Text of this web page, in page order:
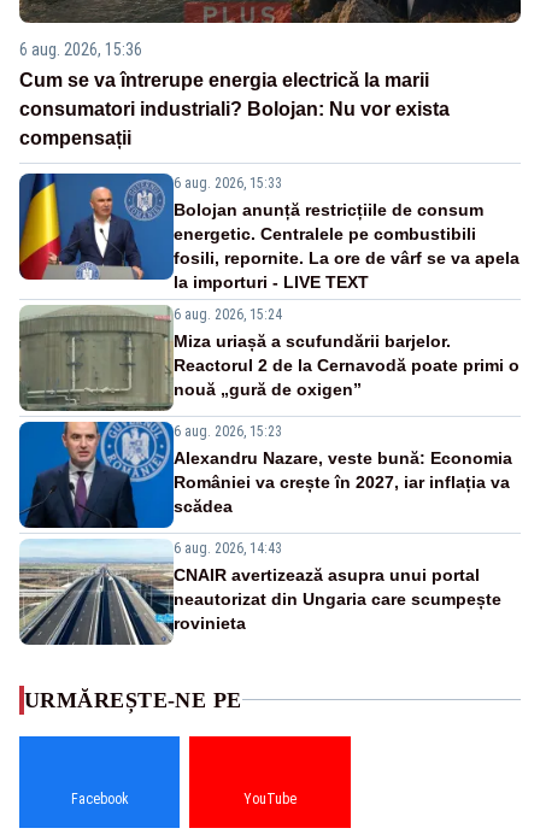
6 aug. 2026, 15:36
Cum se va întrerupe energia electrică la marii
consumatori industriali? Bolojan: Nu vor exista
compensații
6 aug. 2026, 15:33
Bolojan anunță restricțiile de consum
energetic. Centralele pe combustibili
fosili, repornite. La ore de vârf se va apela
la importuri - LIVE TEXT
6 aug. 2026, 15:24
Miza uriașă a scufundării barjelor.
Reactorul 2 de la Cernavodă poate primi o
nouă „gură de oxigen”
6 aug. 2026, 15:23
Alexandru Nazare, veste bună: Economia
României va crește în 2027, iar inflația va
scădea
6 aug. 2026, 14:43
CNAIR avertizează asupra unui portal
neautorizat din Ungaria care scumpește
rovinieta
URMĂREȘTE-NE PE
Facebook YouTube